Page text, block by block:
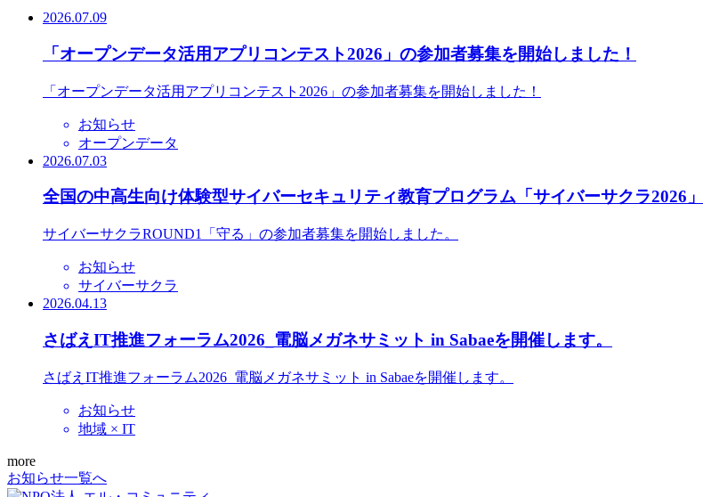
2026.07.09
「オープンデータ活用アプリコンテスト2026」の参加者募集を開始しました！
「オープンデータ活用アプリコンテスト2026」の参加者募集を開始しました！
お知らせ
オープンデータ
2026.07.03
全国の中高生向け体験型サイバーセキュリティ教育プログラム「サイバーサクラ2026
サイバーサクラROUND1「守る」の参加者募集を開始しました。
お知らせ
サイバーサクラ
2026.04.13
さばえIT推進フォーラム2026_電脳メガネサミット in Sabaeを開催します。
さばえIT推進フォーラム2026_電脳メガネサミット in Sabaeを開催します。
お知らせ
地域 × IT
more
お知らせ一覧へ